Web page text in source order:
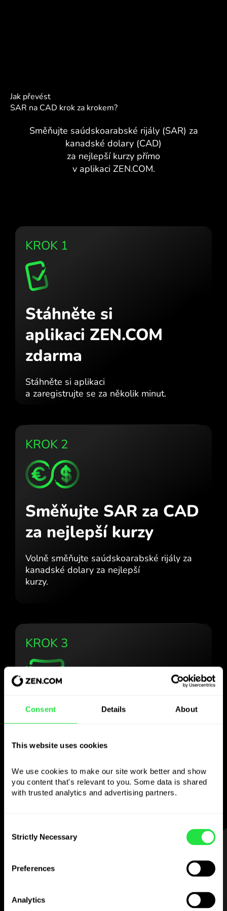
Consent Details About
This website uses cookies
We use cookies to make our site work better and show
you content that's relevant to you. Some data is shared
with trusted analytics and advertising partners.
Selection
Strictly Necessary
Preferences
Analytics
Jak převést
SAR na CAD krok za krokem?
Směňujte saúdskoarabské rijály (SAR) za
kanadské dolary (CAD)
za nejlepší kurzy přímo
v aplikaci ZEN.COM.
KROK 1
Stáhněte si
aplikaci ZEN.COM
zdarma
Stáhněte si aplikaci
a zaregistrujte se za několik minut.
KROK 2
Směňujte SAR za CAD
za nejlepší kurzy
Volně směňujte saúdskoarabské rijály za
kanadské dolary za nejlepší
kurzy.
KROK 3
Použijte zvolenou
měnu
jak chcete
Posílejte peníze do zahraničí,
vybírejte z bankomatů bez
provize, plaťte vícemenovou kartou
KROK 1